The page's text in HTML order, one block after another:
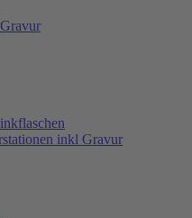
inkl Gravur